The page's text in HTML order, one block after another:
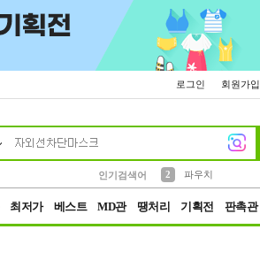
로그인 회원가입
인기검색어
2
파우치
최저가 베스트 MD관 땡처리 기획전 판촉관